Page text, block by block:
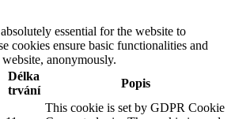
essential for the website to
cookies ensure basic functionalities and
anonymously.
Délka
trvání
Popis
This cookie is set by GDPR Cookie